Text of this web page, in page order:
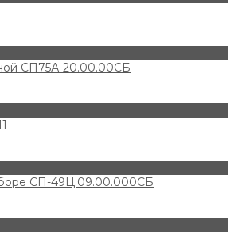
СП75А-20.00.00СБ
СП-49Ц.09.00.000СБ